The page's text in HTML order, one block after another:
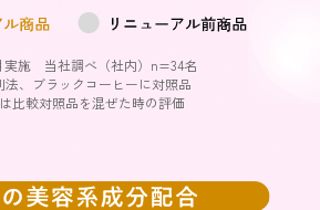
実施 当社調べ（社内）n=34名
法、ブラックコーヒーに対照品
比較対照品を混ぜた時の評価